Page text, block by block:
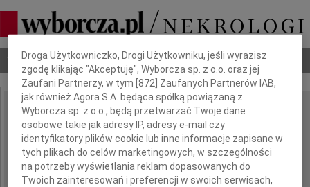
Nekrologi Odeszli Poradnik pogrzebowy
IMIĘ I NAZWISKO:
REGION: Częstochowa
DATA EMISJI: 06.02.2013
Dbamy o Twoją prywatność
Droga Użytkowniczko, Drogi Użytkowniku, jeśli wyrazisz
zgodę klikając "Akceptuję", Wyborcza sp. z o.o. oraz jej
Zaufani Partnerzy, w tym [872 ] Zaufanych Partnerów IAB,
jak również Agora S.A. będąca spółką powiązaną z
Wyborcza sp. z o.o., będą przetwarzać Twoje dane
osobowe takie jak adresy IP, adresy e-mail czy
identyfikatory plików cookie lub inne informacje zapisane w
tych plikach do celów marketingowych, w szczególności
na potrzeby wyświetlania reklam dopasowanych do
Twoich zainteresowań i preferencji w swoich serwisach,